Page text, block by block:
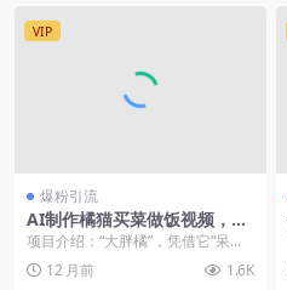
VIP
爆粉引流
AI制作橘猫买菜做饭视频，AI
快速起千粉万粉号
项目介绍：“大胖橘”，凭借它“呆萌”
可爱的形象，和它那高超精湛的厨
艺。火爆全网、...
12 月前 1.6K